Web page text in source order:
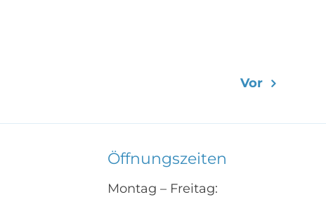
Vor
Öffnungszeiten
Montag – Freitag: